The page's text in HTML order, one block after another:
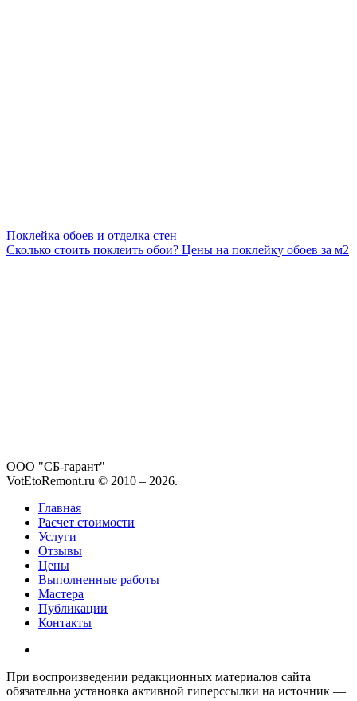
Поклейка обоев и отделка стен
Сколько стоить поклеить обои? Цены на поклейку обоев за м2
ООО "СБ-гарант"
VotEtoRemont.ru © 2010 – 2026.
Главная
Расчет стоимости
Услуги
Отзывы
Цены
Выполненные работы
Мастера
Публикации
Контакты
При воспроизведении редакционных материалов сайта
обязательна установка активной гиперссылки на источник —